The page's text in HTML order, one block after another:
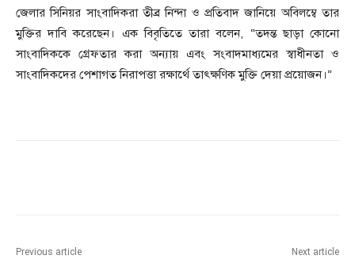
জেলার সিনিয়র সাংবাদিকরা তীব্র নিন্দা ও প্রতিবাদ জানিয়ে অবিলম্বে তার
মুক্তির দাবি করেছেন। এক বিবৃতিতে তারা বলেন, “তদন্ত ছাড়া কোনো
সাংবাদিককে গ্রেফতার করা অন্যায় এবং সংবাদমাধ্যমের স্বাধীনতা ও
সাংবাদিকদের পেশাগত নিরাপত্তা রক্ষার্থে তাৎক্ষণিক মুক্তি দেয়া প্রয়োজন।”
Previous article Next article